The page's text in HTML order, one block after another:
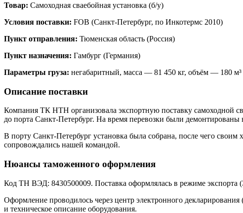
Товар: Самоходная сваебойная установка (б/у)
Условия поставки: FOB (Санкт-Петербург, по Инкотермс 2010)
Пункт отправления: Тюменская область (Россия)
Пункт назначения: Гамбург (Германия)
Параметры груза: негабаритный, масса — 81 450 кг, объём — 180 м³
Описание поставки
Компания ТК НТН организовала экспортную поставку самоходной
до порта Санкт-Петербург. На время перевозки были
В порту Санкт-Петербург установка была собрана, после чего
сопровождались нашей командой.
Нюансы таможенного оформления
Код ТН ВЭД: 8430500009. Поставка оформлялась в режиме
Оформление проводилось через центр электронного
и техническое описание оборудования.